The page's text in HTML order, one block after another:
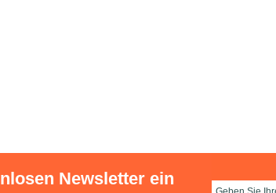
Newsletter ein